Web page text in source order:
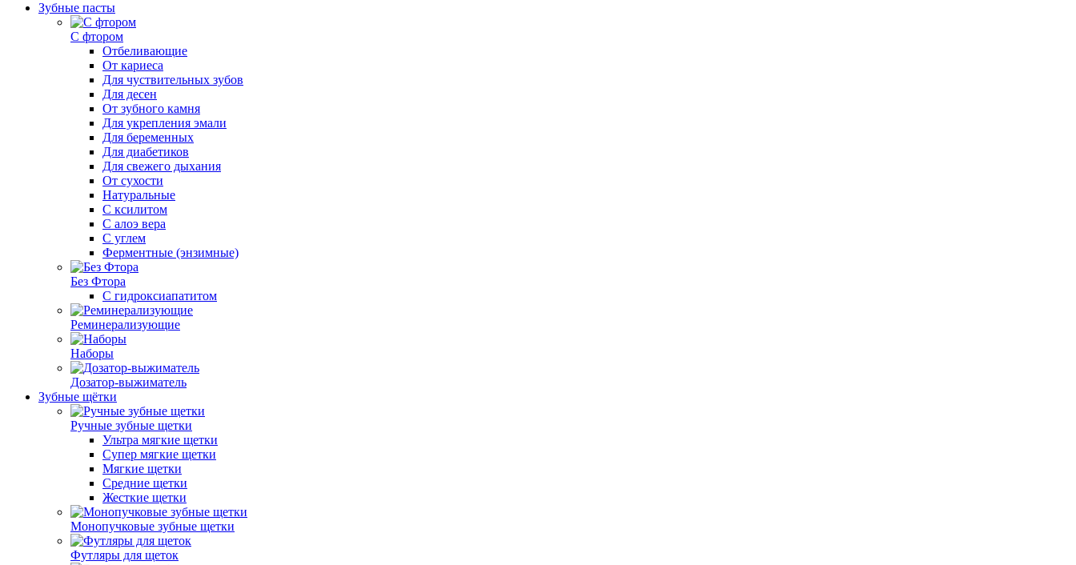
Зубные пасты
С фтором
Отбеливающие
От кариеса
Для чуствительных зубов
Для десен
От зубного камня
Для укрепления эмали
Для беременных
Для диабетиков
Для свежего дыхания
От сухости
Натуральные
С ксилитом
С алоэ вера
С углем
Ферментные (энзимные)
Без Фтора
С гидроксиапатитом
Реминерализующие
Наборы
Дозатор-выжиматель
Зубные щётки
Ручные зубные щетки
Ультра мягкие щетки
Супер мягкие щетки
Мягкие щетки
Средние щетки
Жесткие щетки
Монопучковые зубные щетки
Футляры для щеток